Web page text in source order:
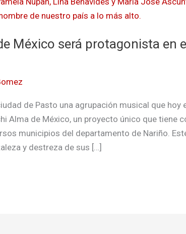
México será protagonista en
de Pasto una agrupación musical que hoy
Alma de México, un proyecto único que tiene
municipios del departamento de Nariño.
y destreza de sus […]